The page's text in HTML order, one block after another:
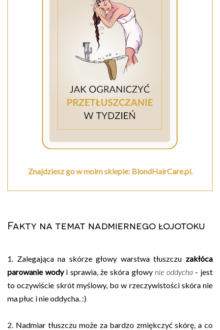
Znajdziesz go w moim sklepie: BlondHairCare.pl.
Fakty na temat nadmiernego łojotoku
1. Zalegająca na skórze głowy warstwa tłuszczu zakłóca
parowanie wodyi sprawia, że skóra głowy nie oddycha - jest
to oczywiście skrót myślowy, bo w rzeczywistości skóra nie
ma płuc i nie oddycha. :)
2. Nadmiar tłuszczu może za bardzo zmiękczyć skórę, a co